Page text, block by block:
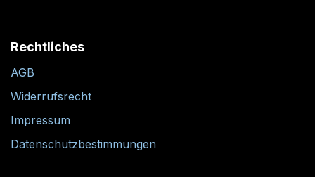
Rechtliches
AGB
Widerrufsrecht
Impressum
Datenschutzbestimmungen